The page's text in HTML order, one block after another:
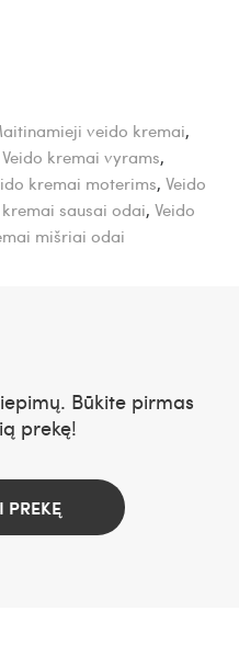
veido kremai,
Veido kremai vyrams,
kremai moterims, Veido
sausai odai, Veido
mišriai odai
Būkite pirmas
prekę!
PREKĘ